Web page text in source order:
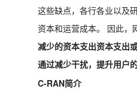
这些缺点，各行各业以及
资本和运营成本。 因此，
减少的资本支出资本支出
通过减少干扰，提升用户的
C-RAN简介